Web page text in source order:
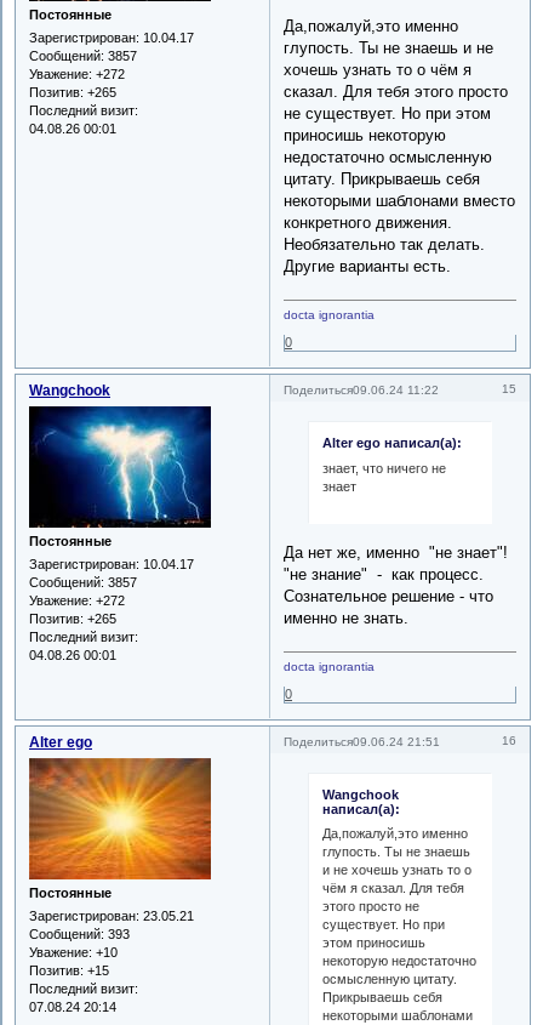
Постоянные
Зарегистрирован: 10.04.17
Сообщений: 3857
Уважение: +272
Позитив: +265
Последний визит:
04.08.26 00:01
Да,пожалуй,это именно
глупость. Ты не знаешь и не
хочешь узнать то о чём я
сказал. Для тебя этого просто
не существует. Но при этом
приносишь некоторую
недостаточно осмысленную
цитату. Прикрываешь себя
некоторыми шаблонами вместо
конкретного движения.
Необязательно так делать.
Другие варианты есть.
docta ignorantia
0
Поделиться 15
09.06.24 11:22
Wangchook
Постоянные
Зарегистрирован: 10.04.17
Сообщений: 3857
Уважение: +272
Позитив: +265
Последний визит:
04.08.26 00:01
Alter ego написал(а):
знает, что ничего не
знает
Да нет же, именно "не знает"!
"не знание" - как процесс.
Сознательное решение - что
именно не знать.
docta ignorantia
0
Поделиться 16
09.06.24 21:51
Alter ego
Постоянные
Зарегистрирован: 23.05.21
Сообщений: 393
Уважение: +10
Позитив: +15
Последний визит:
07.08.24 20:14
Wangchook
написал(а):
Да,пожалуй,это именно
глупость. Ты не знаешь
и не хочешь узнать то о
чём я сказал. Для тебя
этого просто не
существует. Но при
этом приносишь
некоторую недостаточно
осмысленную цитату.
Прикрываешь себя
некоторыми шаблонами